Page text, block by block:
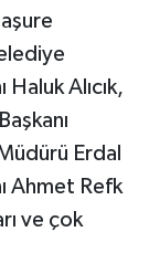
Haluk Alıcık,
Erdal
Ahmet Refk
ve çok